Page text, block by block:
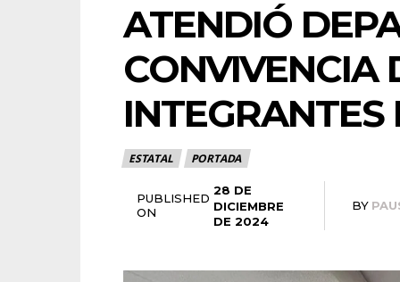
ATENDIÓ
CONVIVENCIA
ESTATAL PORTADA
PUBLISHED
ON
28 DE
DICIEMBRE
DE 2024
BY